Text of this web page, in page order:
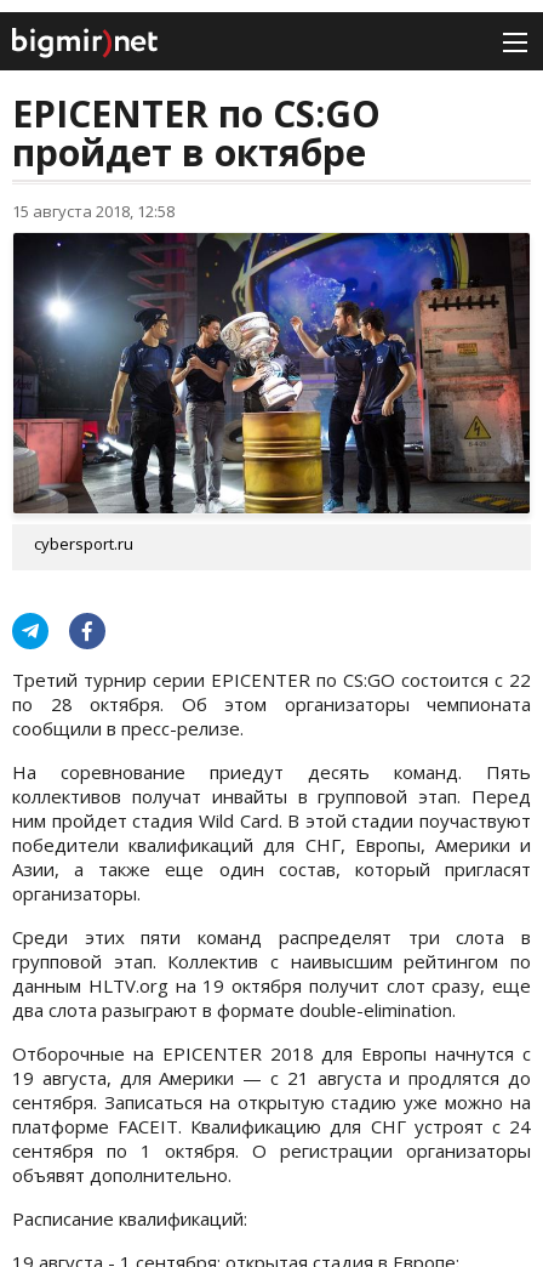
EPICENTER по CS:GO
пройдет в октябре
15 августа 2018, 12:58
cybersport.ru
Третий турнир серии EPICENTER по CS:GO состоится с 22
по 28 октября. Об этом организаторы чемпионата
сообщили в пресс-релизе.
На соревнование приедут десять команд. Пять
коллективов получат инвайты в групповой этап. Перед
ним пройдет стадия Wild Card. В этой стадии поучаствуют
победители квалификаций для СНГ, Европы, Америки и
Азии, а также еще один состав, который пригласят
организаторы.
Среди этих пяти команд распределят три слота в
групповой этап. Коллектив с наивысшим рейтингом по
данным HLTV.org на 19 октября получит слот сразу, еще
два слота разыграют в формате double-elimination.
Отборочные на EPICENTER 2018 для Европы начнутся с
19 августа, для Америки — с 21 августа и продлятся до
сентября. Записаться на открытую стадию уже можно на
платформе FACEIT. Квалификацию для СНГ устроят с 24
сентября по 1 октября. О регистрации организаторы
объявят дополнительно.
Расписание квалификаций:
19 августа - 1 сентября: открытая стадия в Европе;